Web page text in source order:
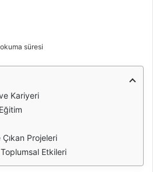
süresi
Kariyeri
Çıkan Projeleri
Etkileri